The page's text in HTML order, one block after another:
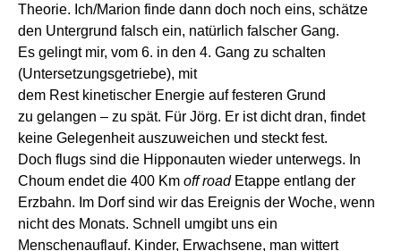
Theorie. Ich/Marion finde dann doch noch eins, schätze
den Untergrund falsch ein, natürlich falscher Gang.
Es gelingt mir, vom 6. in den 4. Gang zu schalten
(Untersetzungsgetriebe), mit
dem Rest kinetischer Energie auf festeren Grund
zu gelangen – zu spät. Für Jörg. Er istdichtdran, findet
keine Gelegenheitauszuweichen und steckt fest.
Doch flugs sind die Hipponauten wieder unterwegs. In
Choum endet die 400 Km off road Etappe entlang der
Erzbahn. Im Dorf sind wir das Ereignis der Woche, wenn
nicht des Monats. Schnell umgibt uns ein
Menschenauflauf. Kinder, Erwachsene, man wittert